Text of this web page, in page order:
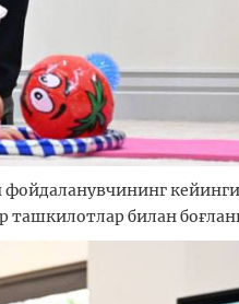
ташкилотлар билан